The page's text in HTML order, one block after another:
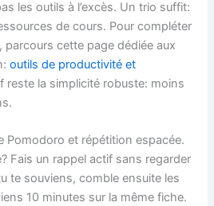
les outils à l’excès. Un trio suffit:
de cours. Pour compléter
cette page dédiée aux
outils de productivité et
reste la simplicité robuste: moins
Pomodoro et répétition espacée.
Fais un rappel actif sans regarder
te souviens, comble ensuite les
10 minutes sur la même fiche.